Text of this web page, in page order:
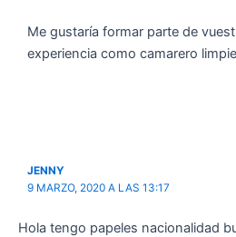
Me gustaría formar parte de
experiencia como camarero
JENNY
9 MARZO, 2020 A LAS 13:17
Hola tengo papeles nacionalidad